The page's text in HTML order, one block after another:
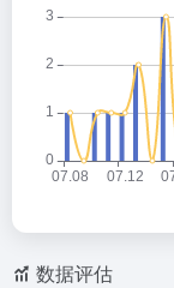
数据评估